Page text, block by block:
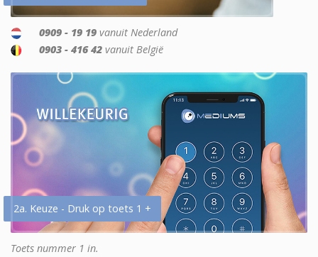
0909 - 19 19 vanuit Nederland
0903 - 416 42 vanuit België
2a. Keuze - Druk op toets 1 +
Toets nummer 1 in.